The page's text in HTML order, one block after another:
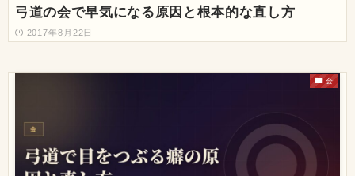
弓道の会で早気になる原因と根本的な直し方
2017年8月22日
会